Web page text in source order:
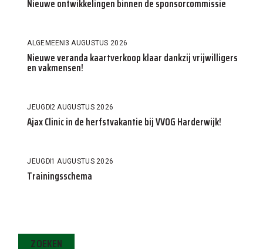
Nieuwe ontwikkelingen binnen de sponsorcommissie
ALGEMEEN3 AUGUSTUS 2026
Nieuwe veranda kaartverkoop klaar dankzij vrijwilligers
en vakmensen!
JEUGD2 AUGUSTUS 2026
Ajax Clinic in de herfstvakantie bij VVOG Harderwijk!
JEUGD1 AUGUSTUS 2026
Trainingsschema
ZOEKEN